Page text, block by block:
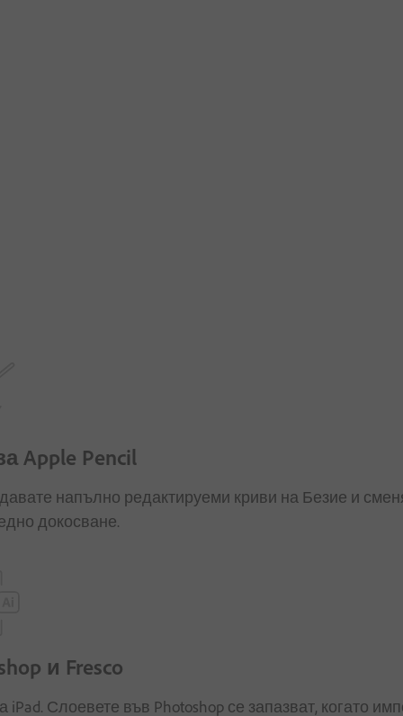
Apple Pencil
напълно редактируеми криви на Безие и
докосване.
и Fresco
Слоевете във Photoshop се запазват, когато